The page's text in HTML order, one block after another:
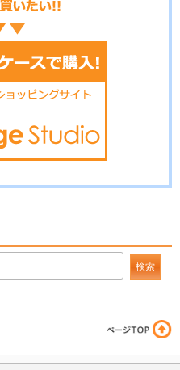
検索